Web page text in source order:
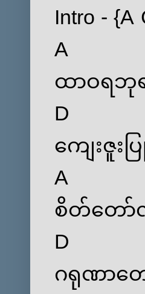
Intro - {A
A
ထာဝရဘု
D
ကျေးဇူ
A
စိတ်တော်
D
ဂရုဏာတ